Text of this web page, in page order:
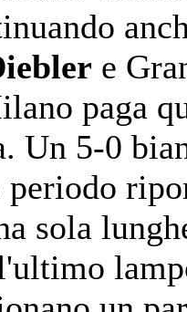
e
paga
Un 5-0
periodo
sola